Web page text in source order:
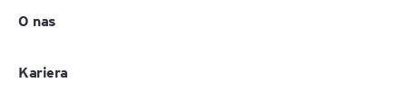
O nas
Kariera